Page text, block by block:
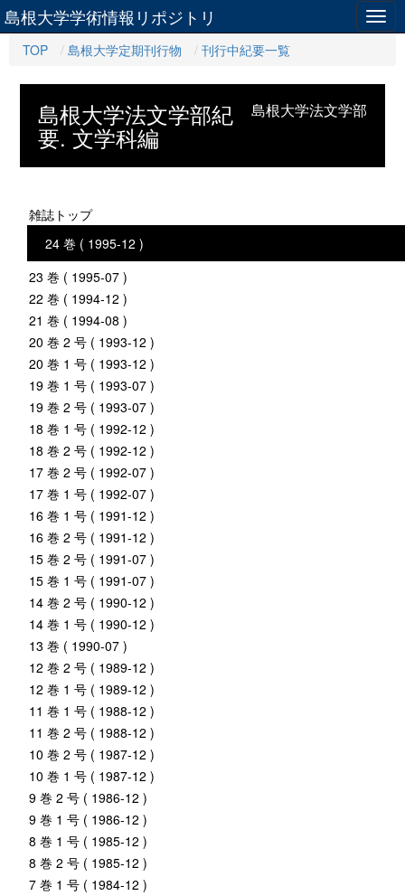
島根大学学術情報リポジトリ
TOP 島根大学定期刊行物 刊行中紀要一覧
島根大学法文学部
島根大学法文学部紀
要. 文学科編
雑誌トップ
24 巻 ( 1995-12 )
23 巻 ( 1995-07 )
22 巻 ( 1994-12 )
21 巻 ( 1994-08 )
20 巻 2 号 ( 1993-12 )
20 巻 1 号 ( 1993-12 )
19 巻 1 号 ( 1993-07 )
19 巻 2 号 ( 1993-07 )
18 巻 1 号 ( 1992-12 )
18 巻 2 号 ( 1992-12 )
17 巻 2 号 ( 1992-07 )
17 巻 1 号 ( 1992-07 )
16 巻 1 号 ( 1991-12 )
16 巻 2 号 ( 1991-12 )
15 巻 2 号 ( 1991-07 )
15 巻 1 号 ( 1991-07 )
14 巻 2 号 ( 1990-12 )
14 巻 1 号 ( 1990-12 )
13 巻 ( 1990-07 )
12 巻 2 号 ( 1989-12 )
12 巻 1 号 ( 1989-12 )
11 巻 1 号 ( 1988-12 )
11 巻 2 号 ( 1988-12 )
10 巻 2 号 ( 1987-12 )
10 巻 1 号 ( 1987-12 )
9 巻 2 号 ( 1986-12 )
9 巻 1 号 ( 1986-12 )
8 巻 1 号 ( 1985-12 )
8 巻 2 号 ( 1985-12 )
7 巻 1 号 ( 1984-12 )